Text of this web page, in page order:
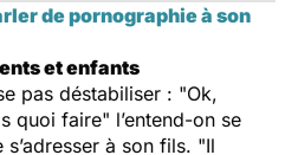
de pornographie à son
et enfants
pas déstabiliser : "Ok,
quoi faire" l’entend-on se
à son fils. "Il